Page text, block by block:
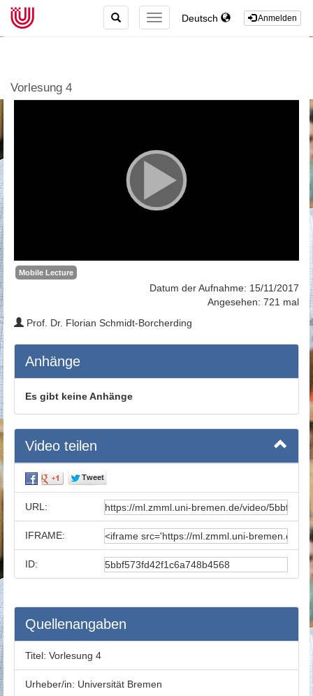
Anmelden
Deutsch
TOGGLE
NAVIGATION
TOGGLE
SEARCH
Vorlesung 4
Mobile Lecture
Datum der Aufnahme: 15/11/2017
Angesehen: 721 mal
Prof. Dr. Florian Schmidt-Borcherding
Anhänge
Es gibt keine Anhänge
Video teilen
URL:
IFRAME:
ID:
Quellenangaben
Titel: Vorlesung 4
Urheber/in: Universität Bremen